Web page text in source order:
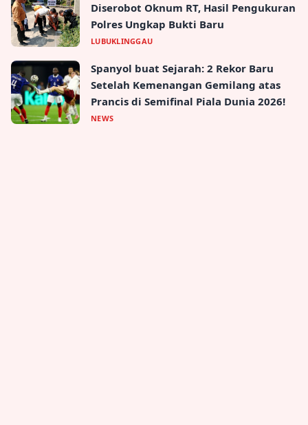
Diserobot Oknum RT, Hasil Pengukuran
Polres Ungkap Bukti Baru
LUBUKLINGGAU
Spanyol buat Sejarah: 2 Rekor Baru
Setelah Kemenangan Gemilang atas
Prancis di Semifinal Piala Dunia 2026!
NEWS